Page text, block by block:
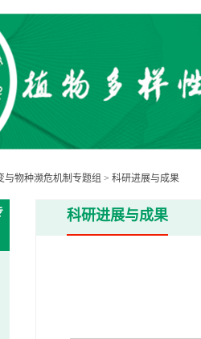
与物种濒危机制专题组 > 科研进展与成果
科研进展与成果